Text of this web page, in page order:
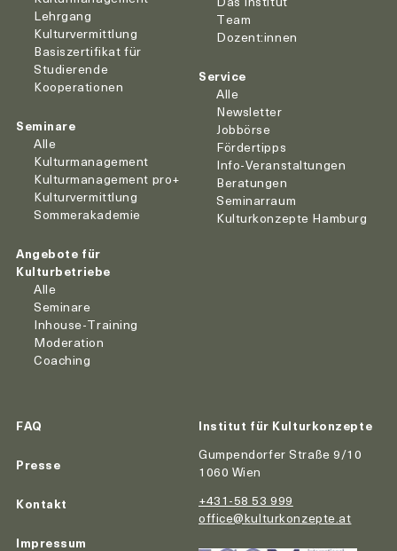
Lehrgang
Kulturvermittlung
Basiszertifikat für
Studierende
Kooperationen
Seminare
Alle
Kulturmanagement
Kulturmanagement pro+
Kulturvermittlung
Sommerakademie
Angebote für
Kulturbetriebe
Alle
Seminare
Inhouse-Training
Moderation
Coaching
Team
Dozent:innen
Service
Alle
Newsletter
Jobbörse
Fördertipps
Info-Veranstaltungen
Beratungen
Seminarraum
Kulturkonzepte Hamburg
FAQ
Presse
Kontakt
Impressum
Institut für Kulturkonzepte
Gumpendorfer Straße 9/10
1060 Wien
+431-58 53 999
office@kulturkonzepte.at